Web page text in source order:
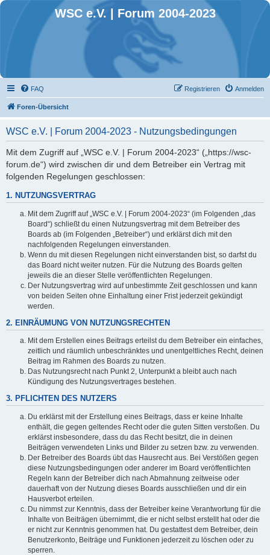
WSC e.V. | Forum 2004-2023
FAQ Anmelden
Registrieren
Foren-Übersicht
WSC e.V. | Forum 2004-2023 - Nutzungsbedingungen
Mit dem Zugriff auf „WSC e.V. | Forum 2004-2023“ („https://wsc-
forum.de“) wird zwischen dir und dem Betreiber ein Vertrag mit
folgenden Regelungen geschlossen:
1. NUTZUNGSVERTRAG
Mit dem Zugriff auf „WSC e.V. | Forum 2004-2023“ (im Folgenden „das
Board“) schließt du einen Nutzungsvertrag mit dem Betreiber des
Boards ab (im Folgenden „Betreiber“) und erklärst dich mit den
nachfolgenden Regelungen einverstanden.
Wenn du mit diesen Regelungen nicht einverstanden bist, so darfst du
das Board nicht weiter nutzen. Für die Nutzung des Boards gelten
jeweils die an dieser Stelle veröffentlichten Regelungen.
Der Nutzungsvertrag wird auf unbestimmte Zeit geschlossen und kann
von beiden Seiten ohne Einhaltung einer Frist jederzeit gekündigt
werden.
2. EINRÄUMUNG VON NUTZUNGSRECHTEN
Mit dem Erstellen eines Beitrags erteilst du dem Betreiber ein einfaches,
zeitlich und räumlich unbeschränktes und unentgeltliches Recht, deinen
Beitrag im Rahmen des Boards zu nutzen.
Das Nutzungsrecht nach Punkt 2, Unterpunkt a bleibt auch nach
Kündigung des Nutzungsvertrages bestehen.
3. PFLICHTEN DES NUTZERS
Du erklärst mit der Erstellung eines Beitrags, dass er keine Inhalte
enthält, die gegen geltendes Recht oder die guten Sitten verstoßen. Du
erklärst insbesondere, dass du das Recht besitzt, die in deinen
Beiträgen verwendeten Links und Bilder zu setzen bzw. zu verwenden.
Der Betreiber des Boards übt das Hausrecht aus. Bei Verstößen gegen
diese Nutzungsbedingungen oder anderer im Board veröffentlichten
Regeln kann der Betreiber dich nach Abmahnung zeitweise oder
dauerhaft von der Nutzung dieses Boards ausschließen und dir ein
Hausverbot erteilen.
Du nimmst zur Kenntnis, dass der Betreiber keine Verantwortung für die
Inhalte von Beiträgen übernimmt, die er nicht selbst erstellt hat oder die
er nicht zur Kenntnis genommen hat. Du gestattest dem Betreiber, dein
Benutzerkonto, Beiträge und Funktionen jederzeit zu löschen oder zu
sperren.